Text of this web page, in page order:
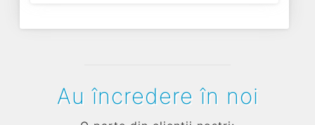
Au încredere în noi